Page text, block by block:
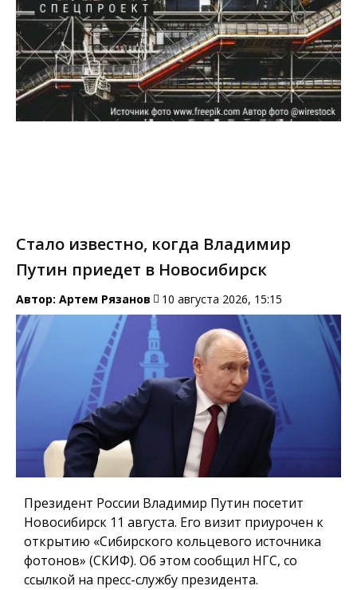
Стало известно, когда Владимир
Путин приедет в Новосибирск
Автор: Артем Рязанов 10 августа 2026, 15:15
Президент России Владимир Путин посетит
Новосибирск 11 августа. Его визит приурочен к
открытию «Сибирского кольцевого источника
фотонов» (СКИФ). Об этом сообщил НГС, со
ссылкой на пресс-службу президента.